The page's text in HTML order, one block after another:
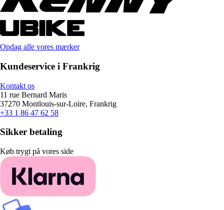
Opdag alle vores mærker
Kundeservice i Frankrig
Kontakt os
11 rue Bernard Maris
37270 Montlouis-sur-Loire, Frankrig
+33 1 86 47 62 58
Sikker betaling
Køb trygt på vores side